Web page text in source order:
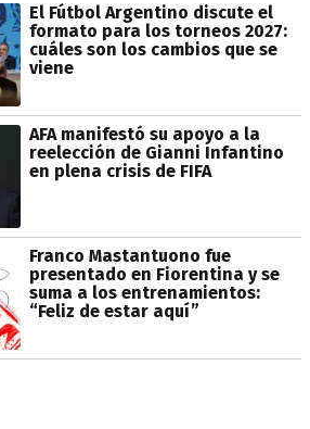
El Fútbol Argentino discute el
formato para los torneos 2027:
cuáles son los cambios que se
viene
AFA manifestó su apoyo a la
reelección de Gianni Infantino
en plena crisis de FIFA
Franco Mastantuono fue
presentado en Fiorentina y se
suma a los entrenamientos:
“Feliz de estar aquí”